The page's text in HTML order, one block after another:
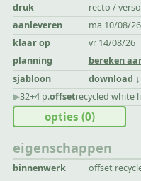
druk
recto /
aanleveren
ma 10/08/
klaar op
vr 14/08/26
planning
bereken
sjabloon
download
▶︎32+4 p.offsetrecycled white
eigenschappen
binnenwerk offset
opties (0)